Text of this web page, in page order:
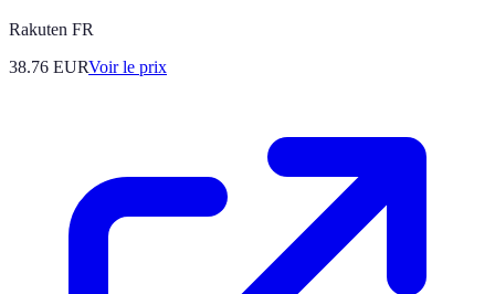
Rakuten FR
38.76 EURVoir le prix